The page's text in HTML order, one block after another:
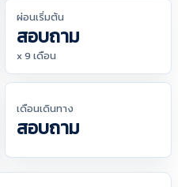
ผ่อนเริ่มต้น
สอบถาม
x 9 เดือน
เดือนเดินทาง
สอบถาม